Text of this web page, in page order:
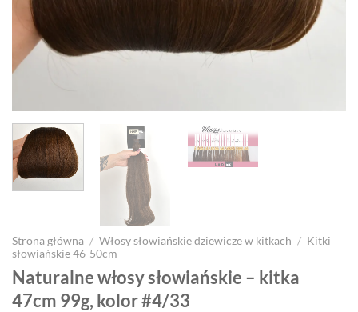
Strona główna / Włosy słowiańskie dziewicze w kitkach / Kitki
słowiańskie 46-50cm
Naturalne włosy słowiańskie – kitka
47cm 99g, kolor #4/33